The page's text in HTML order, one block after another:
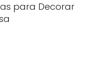
para Decorar